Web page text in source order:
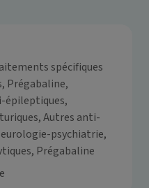
spécifiques
Prégabaline,
épileptiques,
Autres anti-
psychiatrie,
Prégabaline